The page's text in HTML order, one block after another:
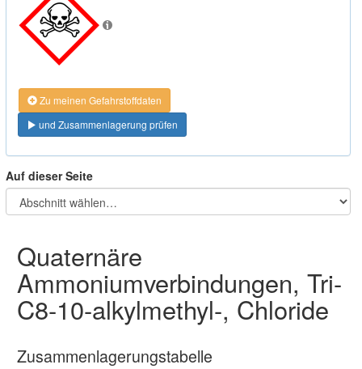
Zu meinen Gefahrstoffdaten
und Zusammenlagerung prüfen
Auf dieser Seite
Quaternäre
Ammoniumverbindungen, Tri-
C8-10-alkylmethyl-, Chloride
Zusammenlagerungstabelle